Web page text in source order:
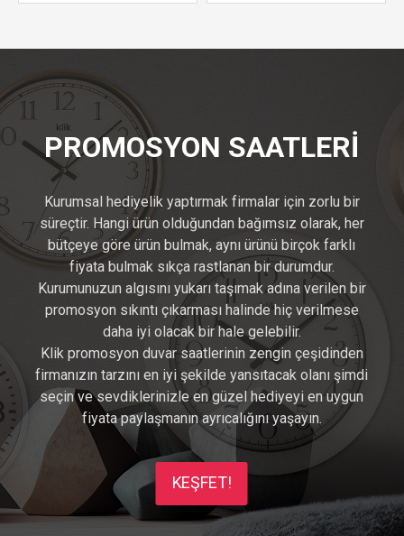
PROMOSYON SAATLERI
Kurumsal hediyelik yaptırmak firmalar için zorlu bir
süreçtir. Hangi ürün olduğundan bağımsız olarak, her
bütçeye göre ürün bulmak, aynı ürünü birçok farklı
fiyata bulmak sıkça rastlanan bir durumdur.
Kurumunuzun algısını yukarı taşımak adına verilen bir
promosyon sıkıntı çıkarması halinde hiç verilmese
daha iyi olacak bir hale gelebilir.
Klik promosyon duvar saatlerinin zengin çeşidinden
firmanızın tarzını en iyi şekilde yansıtacak olanı şimdi
seçin ve sevdiklerinizle en güzel hediyeyi en uygun
fiyata paylaşmanın ayrıcalığını yaşayın.
KEŞFET!